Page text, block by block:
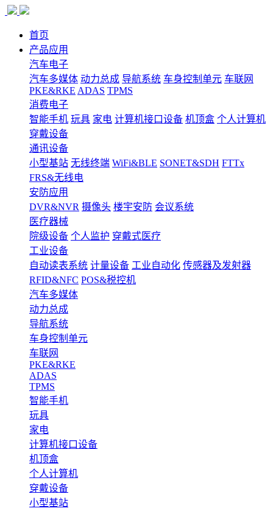
首页
产品应用
汽车电子
汽车多媒体 动力总成 导航系统 车身控制单元 车联网
PKE&RKE ADAS TPMS
消费电子
智能手机 玩具 家电 计算机接口设备 机顶盒 个人计算机
穿戴设备
通讯设备
小型基站 无线终端 WiFi&BLE SONET&SDH FTTx
FRS&无线电
安防应用
DVR&NVR 摄像头 楼宇安防 会议系统
医疗器械
院级设备 个人监护 穿戴式医疗
工业设备
自动读表系统 计量设备 工业自动化 传感器及发射器
RFID&NFC POS&税控机
汽车多媒体
动力总成
导航系统
车身控制单元
车联网
PKE&RKE
ADAS
TPMS
智能手机
玩具
家电
计算机接口设备
机顶盒
个人计算机
穿戴设备
小型基站